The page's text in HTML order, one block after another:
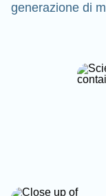
generazione di